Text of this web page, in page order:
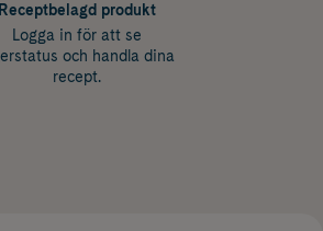
Receptbelagd produkt
Logga in för att se
och handla dina
recept.